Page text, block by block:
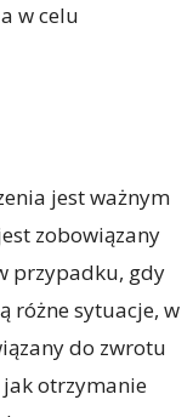
w celu
jest ważnym
zobowiązany
przypadku, gdy
różne sytuacje, w
do zwrotu
otrzymanie